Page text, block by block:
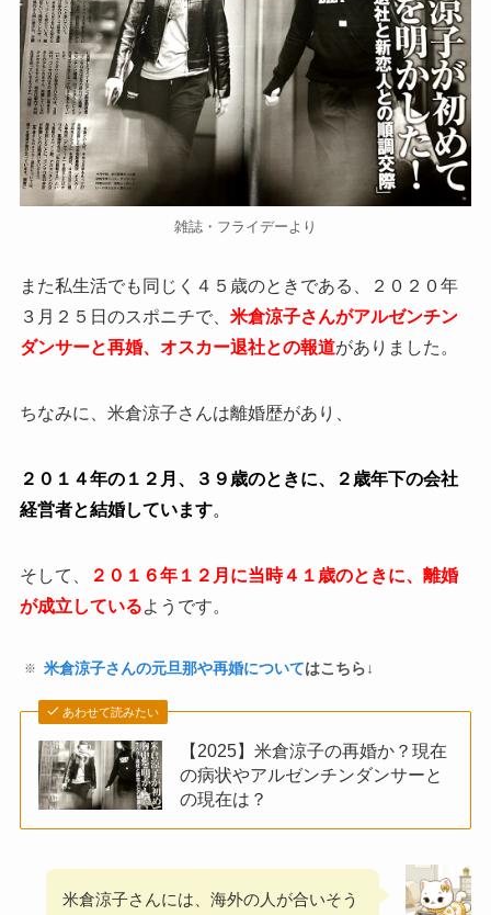
雑誌・フライデーより
また私生活でも同じく４５歳のときである、２０２０年
３月２５日のスポニチで、 米倉涼子さんがアルゼンチン
ダンサーと再婚、オスカー退社との報道がありました。
ちなみに、米倉涼子さんは離婚歴があり、
２０１４年の１２月、３９歳のときに、２歳年下の会社
経営者と結婚しています。
そして、
２０１６年１２月に当時４１歳のときに、離婚
が成立しているようです。
米倉涼子さんの元旦那や再婚についてはこちら↓
あわせて読みたい
【2025】米倉涼子の再婚か？現在
の病状やアルゼンチンダンサーと
の現在は？
米倉涼子さんには、海外の人が合いそう